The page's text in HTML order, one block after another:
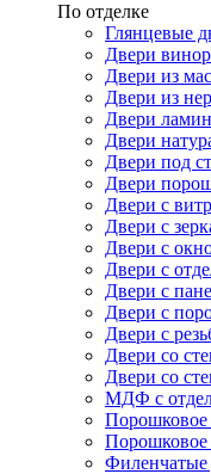
По отделке
Глянцевые
Двери
Двери из
Двери из
Двери
Двери
Двери под
Двери
Двери с
Двери с
Двери с
Двери с
Двери с
Двери с
Двери с
Двери со
Двери со
МДФ с
Порошковое
Порошковое
Филенчатые